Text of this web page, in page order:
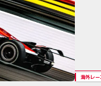
海外レー